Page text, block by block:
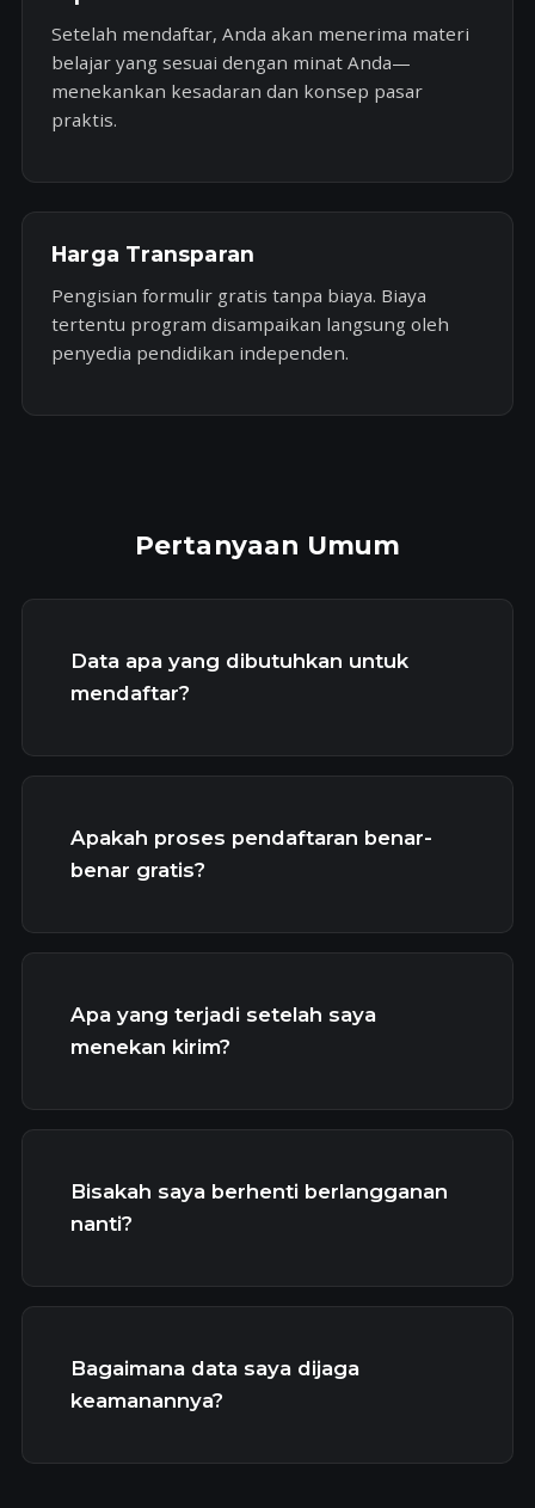
Setelah mendaftar, Anda akan menerima materi
belajar yang sesuai dengan minat Anda—
menekankan kesadaran dan konsep pasar
praktis.
Harga Transparan
Pengisian formulir gratis tanpa biaya. Biaya
tertentu program disampaikan langsung oleh
penyedia pendidikan independen.
Pertanyaan Umum
Data apa yang dibutuhkan untuk
mendaftar?
Apakah proses pendaftaran benar-
benar gratis?
Apa yang terjadi setelah saya
menekan kirim?
Bisakah saya berhenti berlangganan
nanti?
Bagaimana data saya dijaga
keamanannya?